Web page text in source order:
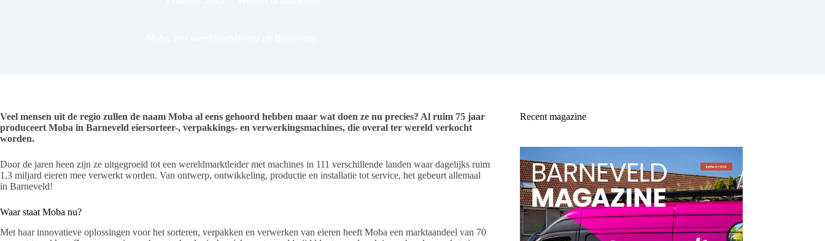
Veel mensen uit de regio zullen de naam Moba al eens gehoord hebben maar wat doen ze nu precies? Al ruim 75 jaar
produceert Moba in Barneveld eiersorteer-, verpakkings- en verwerkingsmachines, die overal ter wereld verkocht
worden.
Door de jaren heen zijn ze uitgegroeid tot een wereldmarktleider met machines in 111 verschillende landen waar dagelijks ruim
1,3 miljard eieren mee verwerkt worden. Van ontwerp, ontwikkeling, productie en installatie tot service, het gebeurt allemaal
in Barneveld!
Waar staat Moba nu?
Met haar innovatieve oplossingen voor het sorteren, verpakken en verwerken van eieren heeft Moba een marktaandeel van 70
Recent magazine